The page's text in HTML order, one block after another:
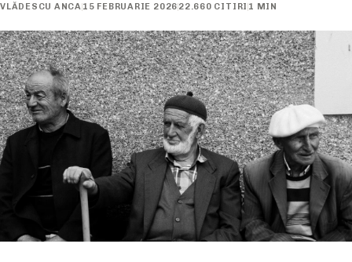
VLĂDESCU ANCA 15 FEBRUARIE 2026 22.660 CITIRI 1 MIN